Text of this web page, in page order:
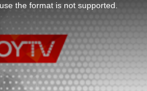
the format is not supported.